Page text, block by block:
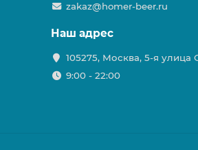
zakaz@homer-beer.ru
Наш адрес
105275, Москва, 5-я улица
9:00 - 22:00